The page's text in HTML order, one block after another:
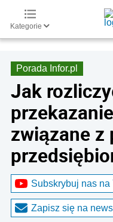
Kategorie
Porada Infor.pl
Jak
związane z
Subskrybuj nas na
Zapisz się na